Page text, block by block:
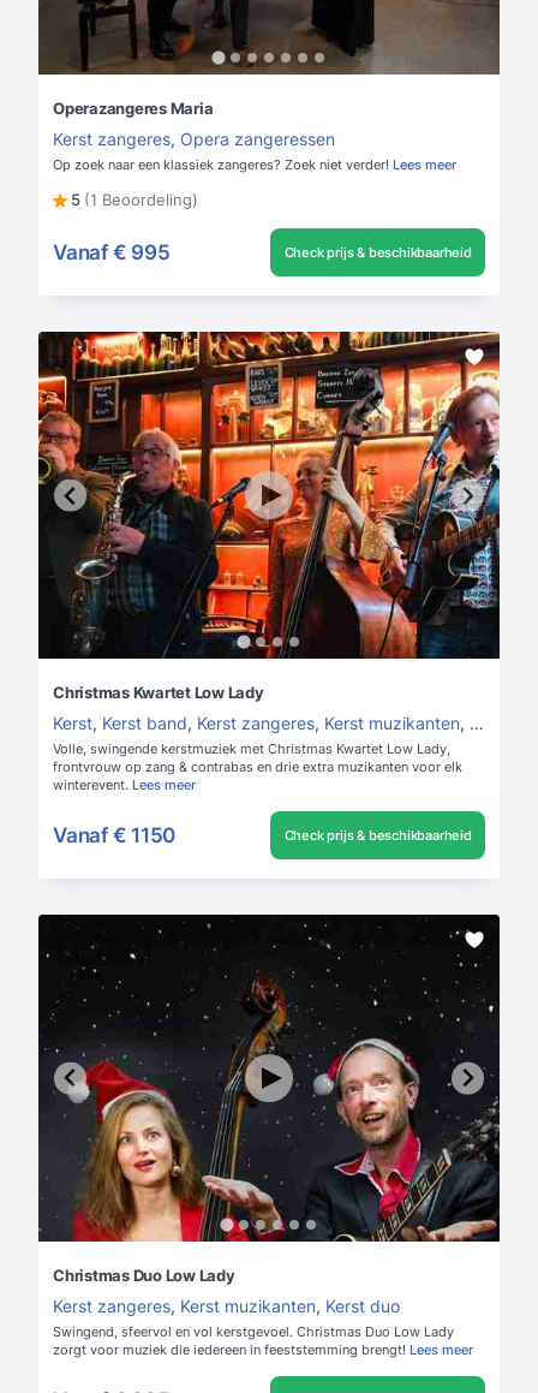
Operazangeres Maria
Kerst zangeres, Opera zangeressen
Op zoek naar een klassiek zangeres? Zoek niet verder! Lees meer
5 (1 Beoordeling)
Vanaf € 995 Check prijs & beschikbaarheid
Christmas Kwartet Low Lady
Kerst, Kerst band, Kerst zangeres, Kerst muzikanten,
Volle, swingende kerstmuziek met Christmas Kwartet Low Lady,
frontvrouw op zang & contrabas en drie extra muzikanten voor elk
winterevent. Lees meer
Vanaf € 1150 Check prijs & beschikbaarheid
Christmas Duo Low Lady
Kerst zangeres, Kerst muzikanten, Kerst duo
Swingend, sfeervol en vol kerstgevoel. Christmas Duo Low Lady
zorgt voor muziek die iedereen in feeststemming brengt! Lees meer